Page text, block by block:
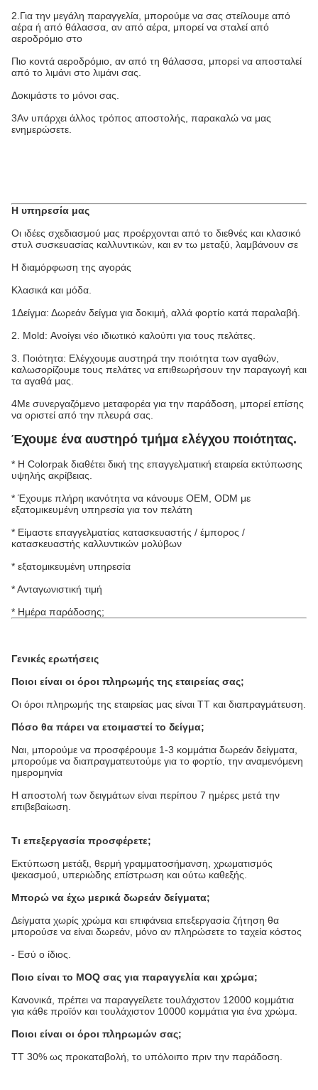
2.Για την μεγάλη παραγγελία, μπορούμε να σας στείλουμε από
αέρα ή από θάλασσα, αν από αέρα, μπορεί να σταλεί από
αεροδρόμιο στο
Πιο κοντά αεροδρόμιο, αν από τη θάλασσα, μπορεί να αποσταλεί
από το λιμάνι στο λιμάνι σας.
Δοκιμάστε το μόνοι σας.
3Αν υπάρχει άλλος τρόπος αποστολής, παρακαλώ να μας
ενημερώσετε.
Η υπηρεσία μας
Οι ιδέες σχεδιασμού μας προέρχονται από το διεθνές και κλασικό
στυλ συσκευασίας καλλυντικών, και εν τω μεταξύ, λαμβάνουν σε
Η διαμόρφωση της αγοράς
Κλασικά και μόδα.
1Δείγμα: Δωρεάν δείγμα για δοκιμή, αλλά φορτίο κατά παραλαβή.
2. Mold: Ανοίγει νέο ιδιωτικό καλούπι για τους πελάτες.
3. Ποιότητα: Ελέγχουμε αυστηρά την ποιότητα των αγαθών,
καλωσορίζουμε τους πελάτες να επιθεωρήσουν την παραγωγή και
τα αγαθά μας.
4Με συνεργαζόμενο μεταφορέα για την παράδοση, μπορεί επίσης
να οριστεί από την πλευρά σας.
Έχουμε ένα αυστηρό τμήμα ελέγχου ποιότητας.
* Η Colorpak διαθέτει δική της επαγγελματική εταιρεία εκτύπωσης
υψηλής ακρίβειας.
* Έχουμε πλήρη ικανότητα να κάνουμε OEM, ODM με
εξατομικευμένη υπηρεσία για τον πελάτη
* Είμαστε επαγγελματίας κατασκευαστής / έμπορος /
κατασκευαστής καλλυντικών μολύβων
* εξατομικευμένη υπηρεσία
* Ανταγωνιστική τιμή
* Ημέρα παράδοσης;
Γενικές ερωτήσεις
Ποιοι είναι οι όροι πληρωμής της εταιρείας σας;
Οι όροι πληρωμής της εταιρείας μας είναι TT και διαπραγμάτευση.
Πόσο θα πάρει να ετοιμαστεί το δείγμα;
Ναι, μπορούμε να προσφέρουμε 1-3 κομμάτια δωρεάν δείγματα,
μπορούμε να διαπραγματευτούμε για το φορτίο, την αναμενόμενη
ημερομηνία
Η αποστολή των δειγμάτων είναι περίπου 7 ημέρες μετά την
επιβεβαίωση.
Τι επεξεργασία προσφέρετε;
Εκτύπωση μετάξι, θερμή γραμματοσήμανση, χρωματισμός
ψεκασμού, υπεριώδης επίστρωση και ούτω καθεξής.
Μπορώ να έχω μερικά δωρεάν δείγματα;
Δείγματα χωρίς χρώμα και επιφάνεια επεξεργασία ζήτηση θα
μπορούσε να είναι δωρεάν, μόνο αν πληρώσετε το ταχεία κόστος
- Εσύ ο ίδιος.
Ποιο είναι το MOQ σας για παραγγελία και χρώμα;
Κανονικά, πρέπει να παραγγείλετε τουλάχιστον 12000 κομμάτια
για κάθε προϊόν και τουλάχιστον 10000 κομμάτια για ένα χρώμα.
Ποιοι είναι οι όροι πληρωμών σας;
TT 30% ως προκαταβολή, το υπόλοιπο πριν την παράδοση.